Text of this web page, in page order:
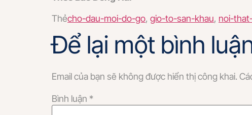
Thẻcho-dau-moi-do-go, gio-to-san-khau, noi-
Để lại một bình
Email của bạn sẽ không được hiển thị công khai.
Bình luận *